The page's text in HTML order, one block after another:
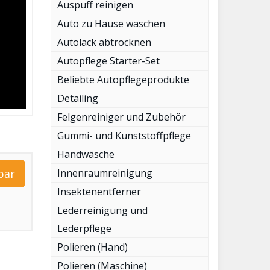
Auspuff reinigen
Auto zu Hause waschen
Autolack abtrocknen
Autopflege Starter-Set
Beliebte Autopflegeprodukte
Detailing
Felgenreiniger und Zubehör
Gummi- und Kunststoffpflege
Handwäsche
Innenraumreinigung
Insektenentferner
Lederreinigung und
Lederpflege
Polieren (Hand)
Polieren (Maschine)